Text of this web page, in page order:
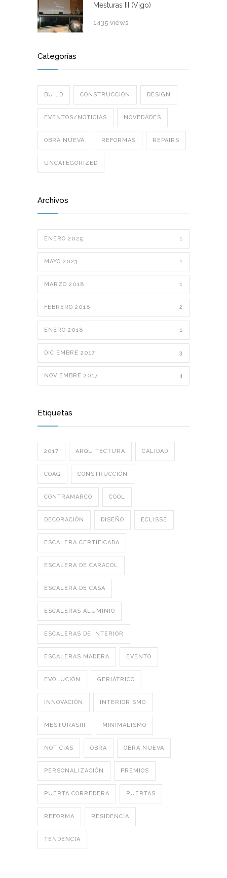
Mesturas III (Vigo)
1435 views
Categorías
BUILD CONSTRUCCIÓN DESIGN
EVENTOS/NOTICIAS NOVEDADES
OBRA NUEVA REFORMAS REPAIRS
UNCATEGORIZED
Archivos
ENERO 2025 1
MAYO 2023 1
MARZO 2018 1
FEBRERO 2018 2
ENERO 2018 1
DICIEMBRE 2017 3
NOVIEMBRE 2017 4
Etiquetas
2017 ARQUITECTURA CALIDAD
COAG CONSTRUCCIÓN
CONTRAMARCO COOL
DECORACIÓN DISEÑO ECLISSE
ESCALERA CERTIFICADA
ESCALERA DE CARACOL
ESCALERA DE CASA
ESCALERAS ALUMINIO
ESCALERAS DE INTERIOR
ESCALERAS MADERA EVENTO
EVOLUCIÓN GERIÁTRICO
INNOVACIÓN INTERIORISMO
MESTURASIII MINIMALISMO
NOTICIAS OBRA OBRA NUEVA
PERSONALIZACIÓN PREMIOS
PUERTA CORREDERA PUERTAS
REFORMA RESIDENCIA
TENDENCIA